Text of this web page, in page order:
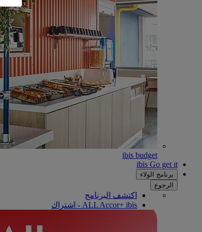
ibis budget
ibis Go get it
برنامج الولاء
الرجوع
اكتشف البرنامج
ALL Accor+ ibis - اشتراك